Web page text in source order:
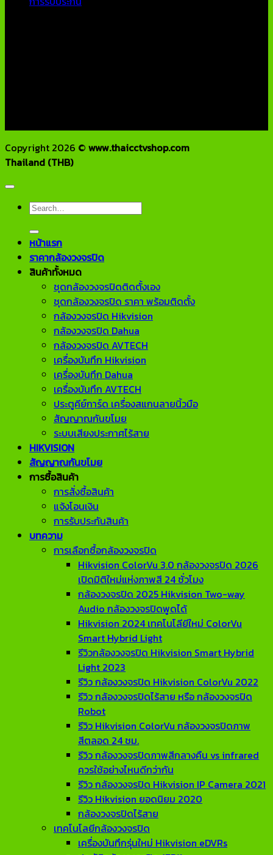
Copyright 2026 © www.thaicctvshop.com
Thailand (THB)
Search
หน้าแรก
ราคากล้องวงจรปิด
สินค้าทั้งหมด
ชุดกล้องวงจรปิดติดตั้งเอง
ชุดกล้องวงจรปิด ราคา พร้อมติดตั้ง
กล้องวงจรปิด Hikvision
กล้องวงจรปิด Dahua
กล้องวงจรปิด AVTECH
เครื่องบันทึก Hikvision
เครื่องบันทึก Dahua
เครื่องบันทึก AVTECH
ประตูคีย์การ์ด เครื่องสแกนลายนิ้วมือ
สัญญาณกันขโมย
ระบบเสียงประกาศไร้สาย
HIKVISION
สัญญาณกันขโมย
การซื้อสินค้า
การสั่งซื้อสินค้า
แจ้งโอนเงิน
การรับประกันสินค้า
บทความ
การเลือกซื้อกล้องวงจรปิด
Hikvision ColorVu 3.0 กล้องวงจรปิด 2026
เปิดมิติใหม่แห่งภาพสี 24 ชั่วโมง
กล้องวงจรปิด 2025 Hikvision Two-way
Audio กล้องวงจรปิดพูดได้
Hikvision 2024 เทคโนโลียีใหม่ ColorVu
Smart Hybrid Light
รีวิวกล้องวงจรปิด Hikvision Smart Hybrid
Light 2023
รีวิว กล้องวงจรปิด Hikvision ColorVu 2022
รีวิว กล้องวงจรปิดไร้สาย หรือ กล้องวงจรปิด
Robot
รีวิว Hikvision ColorVu กล้องวงจรปิดภาพ
สีตลอด 24 ชม.
รีวิว กล้องวงจรปิดภาพสีกลางคืน vs infrared
ควรใช้อย่างไหนดีกว่ากัน
รีวิว กล้องวงจรปิด Hikvision IP Camera 2021
รีวิว Hikvision ยอดนิยม 2020
กล้องวงจรปิดไร้สาย
เทคโนโลยีกล้องวงจรปิด
เครื่องบันทึกรุ่นใหม่ Hikvision eDVRs